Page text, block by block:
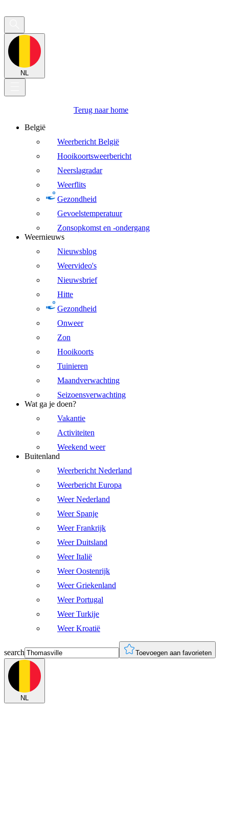
NL
Terug naar home
België
Weerbericht België
Hooikoortsweerbericht
Neerslagradar
Weerflits
Gezondheid
Gevoelstemperatuur
Zonsopkomst en -ondergang
Weernieuws
Nieuwsblog
Weervideo's
Nieuwsbrief
Hitte
Gezondheid
Onweer
Zon
Hooikoorts
Tuinieren
Maandverwachting
Seizoensverwachting
Wat ga je doen?
Vakantie
Activiteiten
Weekend weer
Buitenland
Weerbericht Nederland
Weerbericht Europa
Weer Nederland
Weer Spanje
Weer Frankrijk
Weer Duitsland
Weer Italië
Weer Oostenrijk
Weer Griekenland
Weer Portugal
Weer Turkije
Weer Kroatië
search Toevoegen aan favorieten
NL